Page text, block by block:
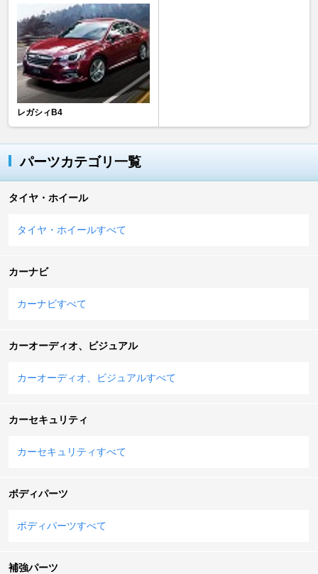
レガシィB4
パーツカテゴリ一覧
タイヤ・ホイール
タイヤ・ホイールすべて
カーナビ
カーナビすべて
カーオーディオ、ビジュアル
カーオーディオ、ビジュアルすべて
カーセキュリティ
カーセキュリティすべて
ボディパーツ
ボディパーツすべて
補強パーツ